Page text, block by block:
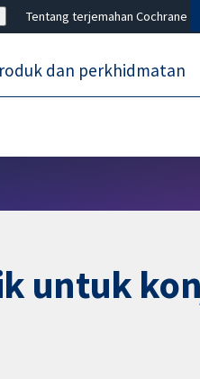
Tentang terjemahan Cochrane
dan perkhidmatan
untuk